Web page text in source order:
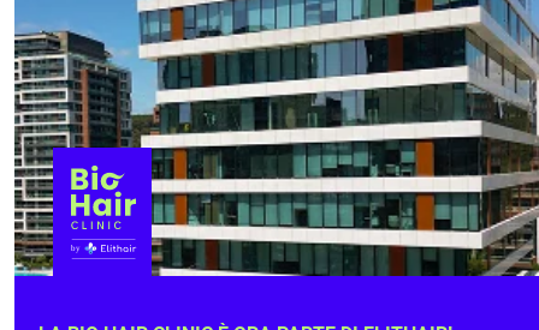
Bio Hair Clinic: capelli
semplicemente folti
Siamo le persone giuste per il tuotrapianto di
capelli a Istanbul. I nostri medici sono tra i migliori